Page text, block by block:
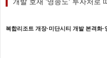
개발 호재 '영종도' 투자처로
복합리조트 개장·미단시티 개발 본격